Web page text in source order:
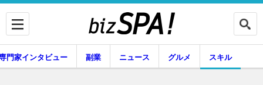
門家インタビュー 副業 ニュース グルメ スキル